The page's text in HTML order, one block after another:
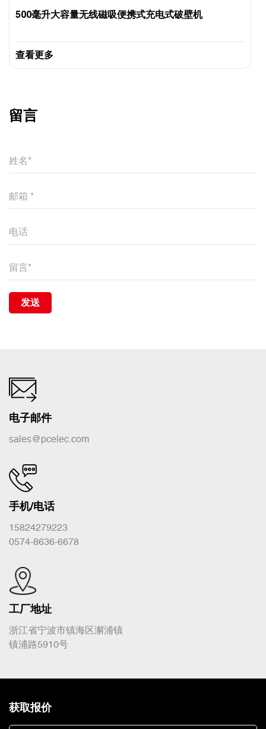
500毫升大容量无线磁吸便携式充电式破壁机
查看更多
留言
发送
电子邮件
sales@pcelec.com
手机/电话
15824279223
0574-8636-6678
工厂地址
浙江省宁波市镇海区澥浦镇
镇浦路5910号
获取报价